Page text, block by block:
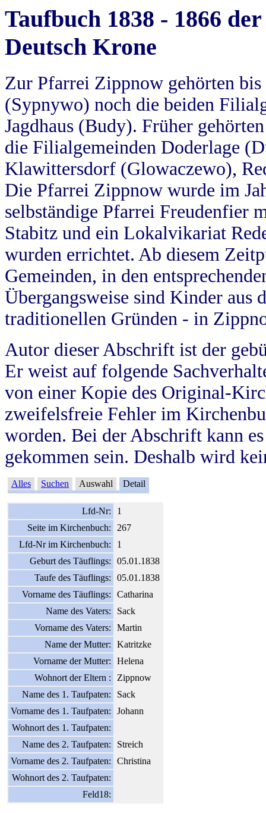
Taufbuch 1838 - 1866
Deutsch Krone
Zur Pfarrei Zippnow gehörten
(Sypnywo) noch die beiden
Jagdhaus (Budy). Früher
die Filialgemeinden Doderlage
Klawittersdorf (Glowaczewo),
Die Pfarrei Zippnow wurde im
selbständige Pfarrei Freudenfier
Stabitz und ein Lokalvikariat
wurden errichtet. Ab diesem
Gemeinden, in den
Übergangsweise sind Kinder aus
traditionellen Gründen - in
Autor dieser Abschrift ist der
Er weist auf folgende
von einer Kopie des Original-
zweifelsfreie Fehler im
worden. Bei der Abschrift kann
gekommen sein. Deshalb wird
Alles Suchen Auswahl Detail
Lfd-Nr:
1
Seite im Kirchenbuch:
267
Lfd-Nr im Kirchenbuch:
1
Geburt des Täuflings:
05.01.1838
Taufe des Täuflings:
05.01.1838
Vorname des Täuflings:
Catharina
Name des Vaters:
Sack
Vorname des Vaters:
Martin
Name der Mutter:
Katritzke
Vorname der Mutter:
Helena
Wohnort der Eltern :
Zippnow
Name des 1. Taufpaten:
Sack
Vorname des 1. Taufpaten:
Johann
Wohnort des 1. Taufpaten:
Name des 2. Taufpaten:
Streich
Vorname des 2. Taufpaten:
Christina
Wohnort des 2. Taufpaten:
Feld18: